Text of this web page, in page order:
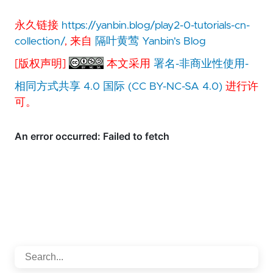
永久链接 https://yanbin.blog/play2-0-tutorials-cn-
collection/, 来自 隔叶黄莺 Yanbin's Blog
[版权声明] 本文采用署名-非商业性使用-
相同方式共享 4.0 国际 (CC BY-NC-SA 4.0) 进行许
可。